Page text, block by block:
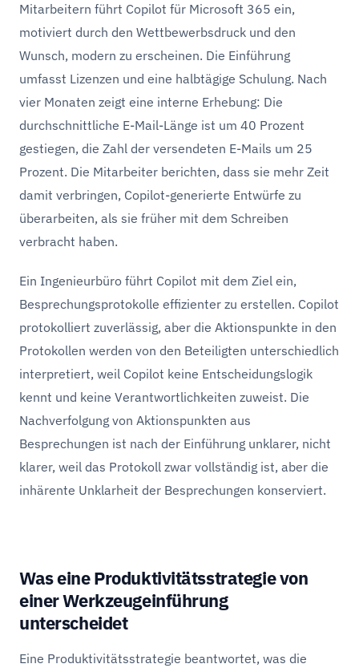
Mitarbeitern führt Copilot für Microsoft 365 ein,
motiviert durch den Wettbewerbsdruck und den
Wunsch, modern zu erscheinen. Die Einführung
umfasst Lizenzen und eine halbtägige Schulung. Nach
vier Monaten zeigt eine interne Erhebung: Die
durchschnittliche E-Mail-Länge ist um 40 Prozent
gestiegen, die Zahl der versendeten E-Mails um 25
Prozent. Die Mitarbeiter berichten, dass sie mehr Zeit
damit verbringen, Copilot-generierte Entwürfe zu
überarbeiten, als sie früher mit dem Schreiben
verbracht haben.
Ein Ingenieurbüro führt Copilot mit dem Ziel ein,
Besprechungsprotokolle effizienter zu erstellen. Copilot
protokolliert zuverlässig, aber die Aktionspunkte in den
Protokollen werden von den Beteiligten unterschiedlich
interpretiert, weil Copilot keine Entscheidungslogik
kennt und keine Verantwortlichkeiten zuweist. Die
Nachverfolgung von Aktionspunkten aus
Besprechungen ist nach der Einführung unklarer, nicht
klarer, weil das Protokoll zwar vollständig ist, aber die
inhärente Unklarheit der Besprechungen konserviert.
Was eine Produktivitätsstrategie von
einer Werkzeugeinführung
unterscheidet
Eine Produktivitätsstrategie beantwortet, was die